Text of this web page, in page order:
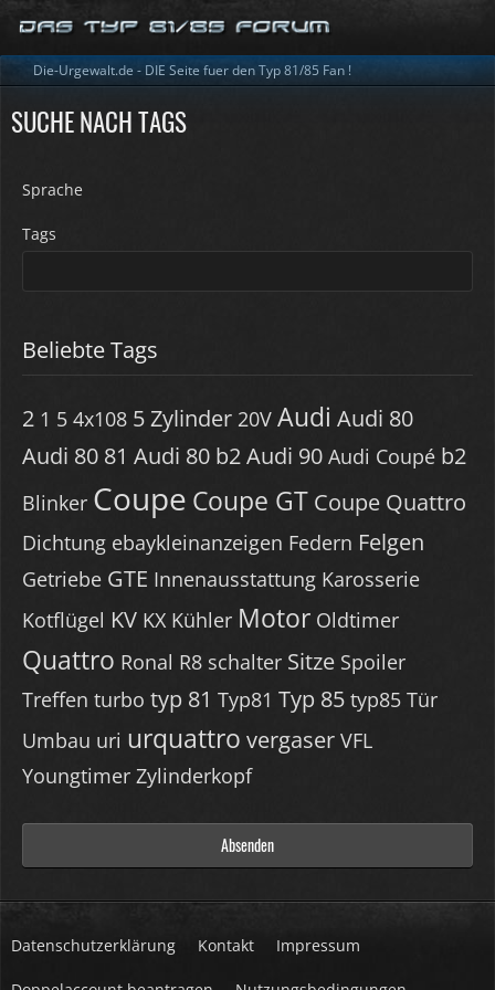
Die-Urgewalt.de - DIE Seite fuer den Typ 81/85 Fan !
SUCHE NACH TAGS
Sprache
Tags
Beliebte Tags
2 1 5 4x108 5 Zylinder 20V Audi Audi 80
Audi 80 81 Audi 80 b2Audi 90 Audi Coupé b2
Blinker Coupe Coupe GT Coupe Quattro
Dichtung ebaykleinanzeigen Federn Felgen
Getriebe GTE Innenausstattung Karosserie
Kotflügel KV KX Kühler Motor Oldtimer
Quattro Ronal R8 schalter Sitze Spoiler
Treffen turbo typ 81 Typ81 Typ 85 typ85 Tür
Umbau uri urquattro vergaser VFL
Youngtimer Zylinderkopf
Datenschutzerklärung Kontakt Impressum